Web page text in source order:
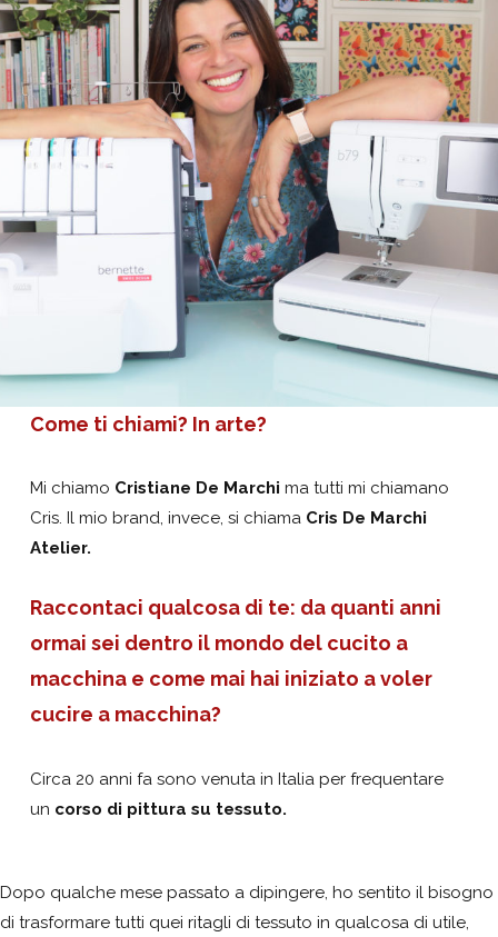
Come ti chiami? In arte?
Mi chiamo Cristiane De Marchima tutti mi chiamano
Cris. Il mio brand, invece, si chiama Cris De Marchi
Atelier.
Raccontaci qualcosa di te: da quanti anni
ormai sei dentro il mondo del cucito a
macchina e come mai hai iniziato a voler
cucire a macchina?
Circa 20 anni fa sono venuta in Italia per frequentare
un corso di pittura su tessuto.
Dopo qualche mese passato a dipingere, ho sentito il bisogno
di trasformare tutti quei ritagli di tessuto in qualcosa di utile,